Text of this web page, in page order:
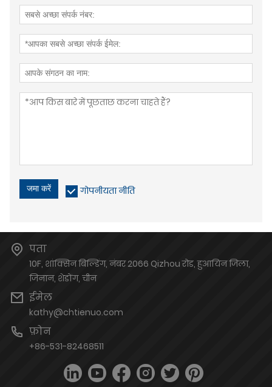
जमा करें गोपनीयता नीति
पता
10F, शांक्सिन बिल्डिंग, नंबर 2066 Qizhou रोड, हुआयिन जिला,
जिनान, शेडोंग, चीन
ईमेल
kathy@chtienuo.com
फ़ोन
+86-531-82468511